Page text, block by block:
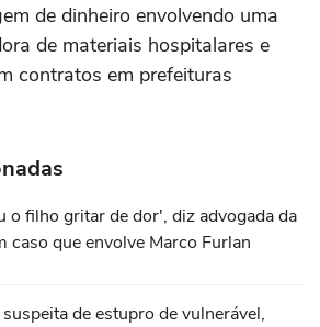
de dinheiro envolvendo uma
de materiais hospitalares e
contratos em prefeituras
o filho gritar de dor', diz advogada da
caso que envolve Marco Furlan
de estupro de vulnerável,